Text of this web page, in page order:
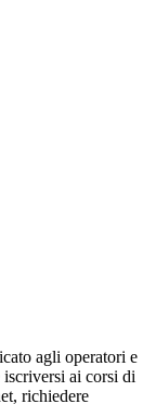
agli operatori e
ai corsi di
richiedere